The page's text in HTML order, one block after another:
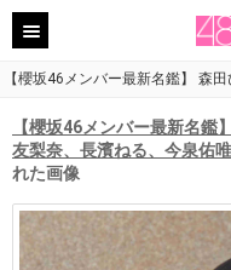
【櫻坂46メンバー最新名鑑】 森
【櫻坂46メンバー最新名鑑
友梨奈、長濱ねる、今泉佑
れた画像